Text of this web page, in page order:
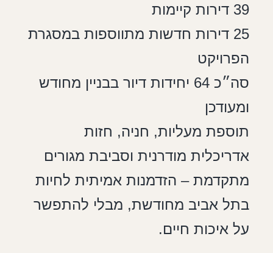
39 דירות קיימות
25 דירות חדשות מתווספות במסגרת
הפרויקט
סה״כ 64 יחידות דיור בבניין מחודש
ומעודכן
תוספת מעליות, חניה, חזות
אדריכלית מודרנית וסביבת מגורים
מתקדמת – הזדמנות אמיתית לחיות
בתל אביב מחודשת, מבלי להתפשר
על איכות חיים.